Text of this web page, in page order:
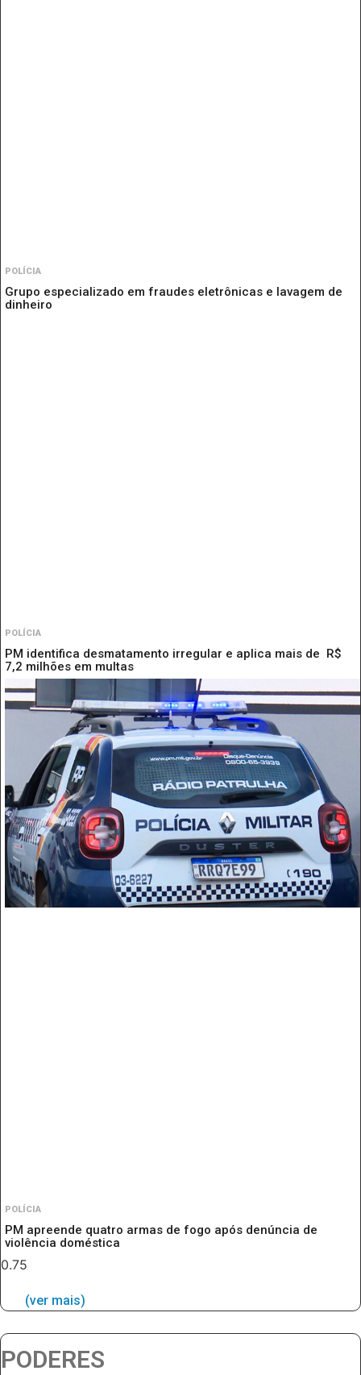
POLÍCIA
Grupo especializado em fraudes eletrônicas e lavagem de
dinheiro
POLÍCIA
PM identifica desmatamento irregular e aplica mais de R$
7,2 milhões em multas
POLÍCIA
PM apreende quatro armas de fogo após denúncia de
violência doméstica
(ver mais)
PODERES